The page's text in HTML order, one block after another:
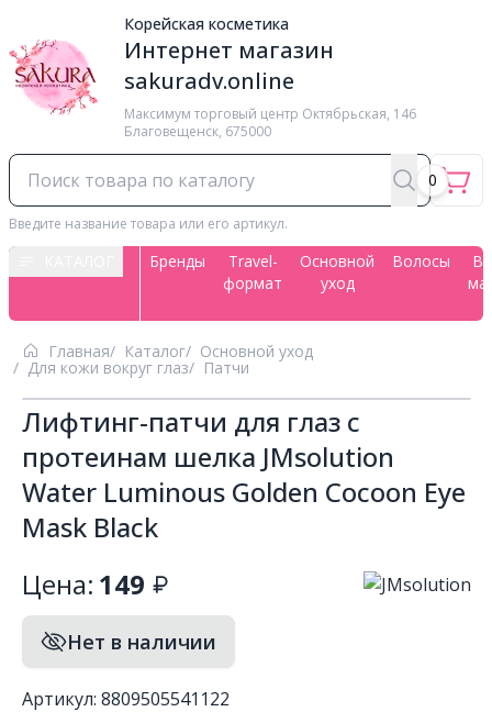
Корейская косметика
Интернет магазин
sakuradv.online
Максимум торговый центр ​Октябрьская, 146
Благовещенск, 675000
Введите название товара или его артикул.
0
Бренды
Travel-
формат
Основной
уход
Волосы
Главная Каталог Основной уход
Для кожи вокруг глаз Патчи
Лифтинг-патчи для глаз с
протеинам шелка JMsolution
Water Luminous Golden Cocoon Eye
Mask Black
Цена: 149
Нет в наличии
Артикул: 8809505541122